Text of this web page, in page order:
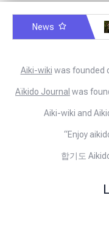
News Rozhovor – Miroslav Šmíd – 22.3.2025
Aiki-wiki was founded
Aïkido Journal was
Aiki-wiki and
“Enjoy